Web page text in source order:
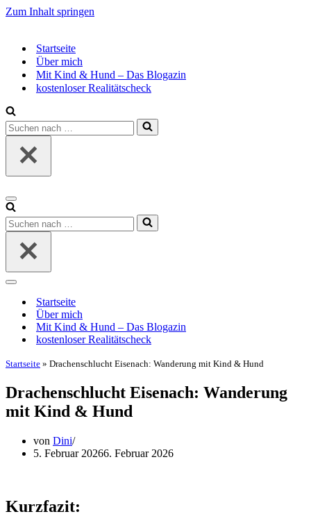
Zum Inhalt springen
Startseite
Über mich
Mit Kind & Hund – Das Blogazin
kostenloser Realitätscheck
Suchen
nach …
Navigationsmenü
Suchen
nach …
Navigationsmenü
Startseite
Über mich
Mit Kind & Hund – Das Blogazin
kostenloser Realitätscheck
Startseite » Drachenschlucht Eisenach: Wanderung mit Kind & Hund
Drachenschlucht Eisenach: Wanderung
mit Kind & Hund
von Dini
5. Februar 20266. Februar 2026
Kurzfazit: